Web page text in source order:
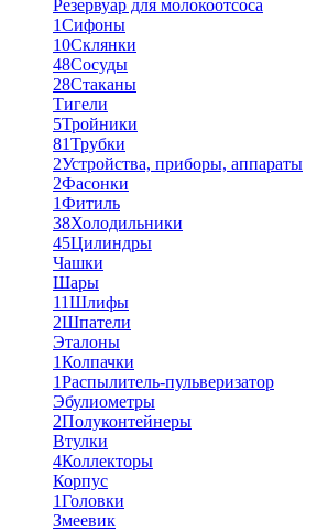
Резервуар для молокоотсоса
1Сифоны
10Склянки
48Сосуды
28Стаканы
Тигели
5Тройники
81Трубки
2Устройства, приборы, аппараты
2Фасонки
1Фитиль
38Холодильники
45Цилиндры
Чашки
Шары
11Шлифы
2Шпатели
Эталоны
1Колпачки
1Распылитель-пульверизатор
Эбулиометры
2Полуконтейнеры
Втулки
4Коллекторы
Корпус
1Головки
Змеевик